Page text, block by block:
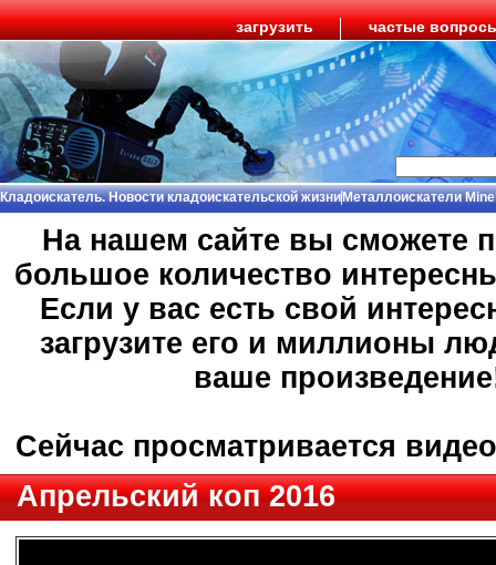
загрузить частые
Кладоискатель. Новости кладоискательской жизниМеталлоискатели
На нашем сайте вы сможете
большое количество
Если у вас есть свой
загрузите его и миллионы
ваше
Сейчас просматривается
Апрельский коп 2016